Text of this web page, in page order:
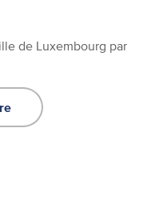
de Luxembourg par